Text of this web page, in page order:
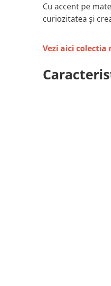
Cu accent pe
curiozitatea și
Vezi aici colectia